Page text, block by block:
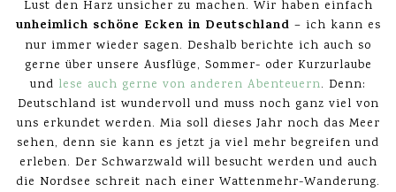
Lust den Harz unsicher zu machen. Wir haben einfach
unheimlich schöne Ecken in Deutschland – ich kann es
nur immer wieder sagen. Deshalb berichte ich auch so
gerne über unsere Ausflüge, Sommer- oder Kurzurlaube
und lese auch gerne von anderen Abenteuern. Denn:
Deutschland ist wundervoll und muss noch ganz viel von
uns erkundet werden. Mia soll dieses Jahr noch das Meer
sehen, denn sie kann es jetzt ja viel mehr begreifen und
erleben. Der Schwarzwald will besucht werden und auch
die Nordsee schreit nach einer Wattenmehr-Wanderung.